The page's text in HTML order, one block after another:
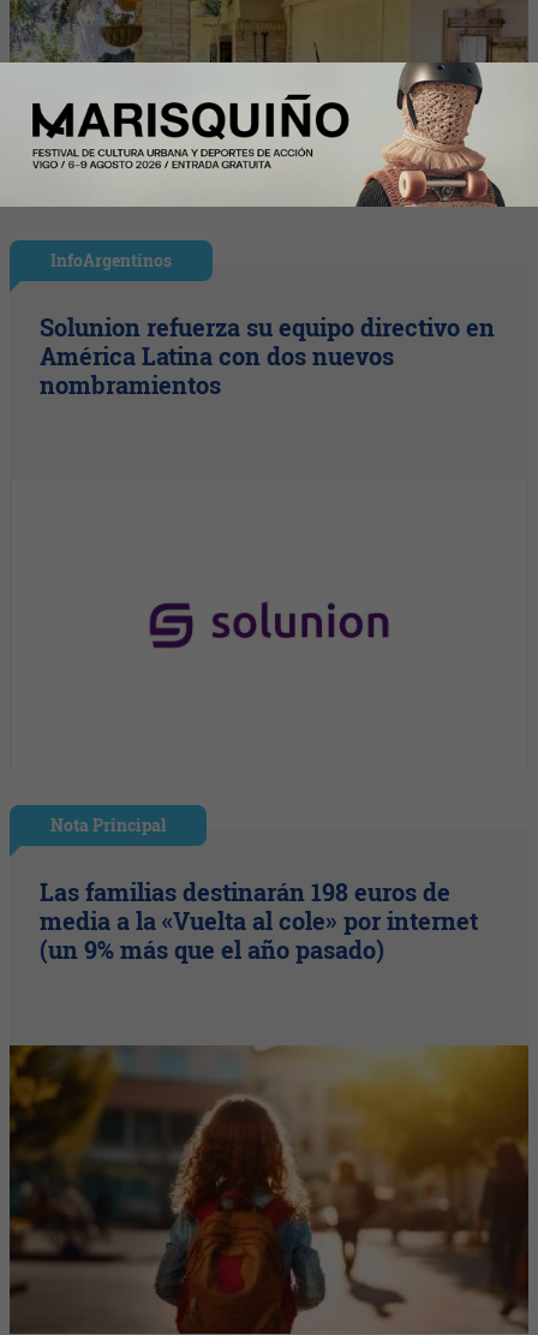
InfoArgentinos
Solunion refuerza su equipo directivo en
América Latina con dos nuevos
nombramientos
Nota Principal
Las familias destinarán 198 euros de
media a la «Vuelta al cole» por internet
(un 9% más que el año pasado)